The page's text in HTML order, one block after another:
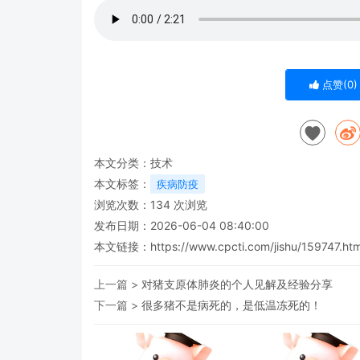
点赞(0)
本文分类： 技术
本文标签：
疾病防疫
浏览次数： 134 次浏览
发布日期：2026-06-04 08:40:00
本文链接： https://www.cpcti.com/jishu/
上一篇 > 对猪支原体肺炎的个人见解及经验分享
下一篇 > 很多猪不是病死的，是低温冻死的！